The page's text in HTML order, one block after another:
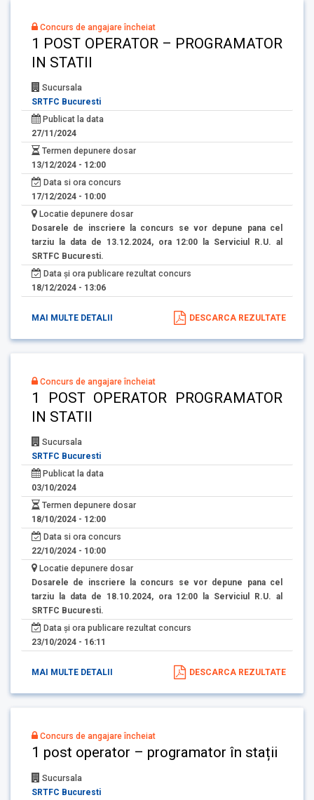
Concurs de angajare încheiat
1 POST OPERATOR – PROGRAMATOR
IN STATII
Sucursala
SRTFC Bucuresti
Publicat la data
27/11/2024
Termen depunere dosar
13/12/2024 - 12:00
Data si ora concurs
17/12/2024 - 10:00
Locatie depunere dosar
Dosarele de inscriere la concurs se vor depune pana cel
tarziu la data de 13.12.2024, ora 12:00 la Serviciul R.U. al
SRTFC Bucuresti.
Data și ora publicare rezultat concurs
18/12/2024 - 13:06
MAI MULTE DETALII DESCARCA REZULTATE
Concurs de angajare încheiat
1 POST OPERATOR PROGRAMATOR
IN STATII
Sucursala
SRTFC Bucuresti
Publicat la data
03/10/2024
Termen depunere dosar
18/10/2024 - 12:00
Data si ora concurs
22/10/2024 - 10:00
Locatie depunere dosar
Dosarele de inscriere la concurs se vor depune pana cel
tarziu la data de 18.10.2024, ora 12:00 la Serviciul R.U. al
SRTFC Bucuresti.
Data și ora publicare rezultat concurs
23/10/2024 - 16:11
MAI MULTE DETALII DESCARCA REZULTATE
Concurs de angajare încheiat
1 post operator – programator în stații
Sucursala
SRTFC Bucuresti